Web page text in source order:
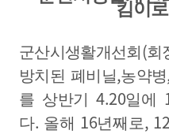
킴이
군산시생활개선회 (회
방치된 폐비닐,농약병
를 상반기4.20일에
다. 올해 16년째로, 12